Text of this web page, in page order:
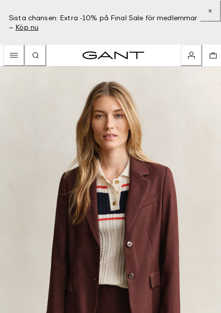
Sista chansen: Extra -10% på Final Sale för medlemmar
– Köp nu